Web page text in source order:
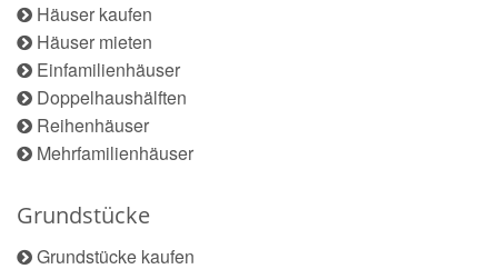
Häuser kaufen
Häuser mieten
Einfamilienhäuser
Doppelhaushälften
Reihenhäuser
Mehrfamilienhäuser
Grundstücke
Grundstücke kaufen